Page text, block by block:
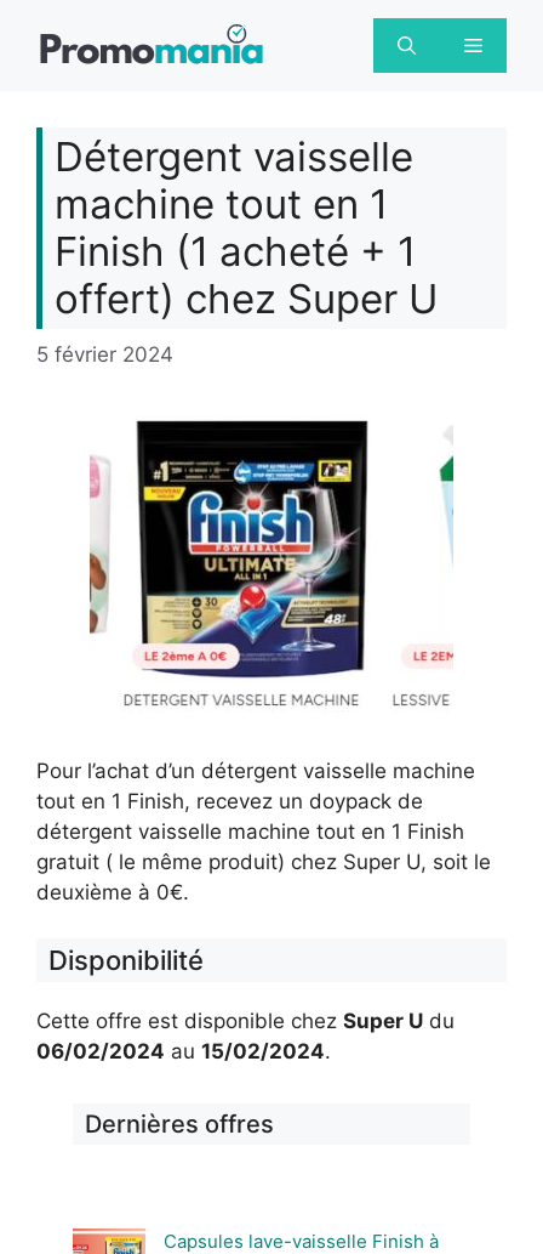
Menu
Détergent vaisselle
machine tout en 1
Finish (1 acheté + 1
offert) chez Super U
5 février 2024
Pour l’achat d’un détergent vaisselle machine
tout en 1 Finish, recevez un doypack de
détergent vaisselle machine tout en 1 Finish
gratuit ( le même produit) chez Super U, soit le
deuxième à 0€.
Disponibilité
Cette offre est disponible chez Super U du
06/02/2024 au 15/02/2024.
Dernières offres
Capsules lave-vaisselle Finish à